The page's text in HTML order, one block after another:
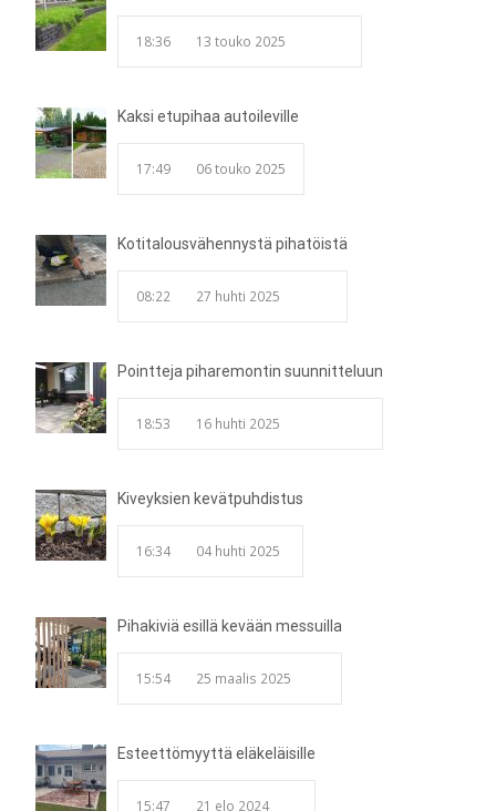
18:36 13 touko 2025
Kaksi etupihaa autoileville
17:49 06 touko 2025
Kotitalousvähennystä pihatöistä
08:22 27 huhti 2025
Pointteja piharemontin suunnitteluun
18:53 16 huhti 2025
Kiveyksien kevätpuhdistus
16:34 04 huhti 2025
Pihakiviä esillä kevään messuilla
15:54 25 maalis 2025
Esteettömyyttä eläkeläisille
15:47 21 elo 2024